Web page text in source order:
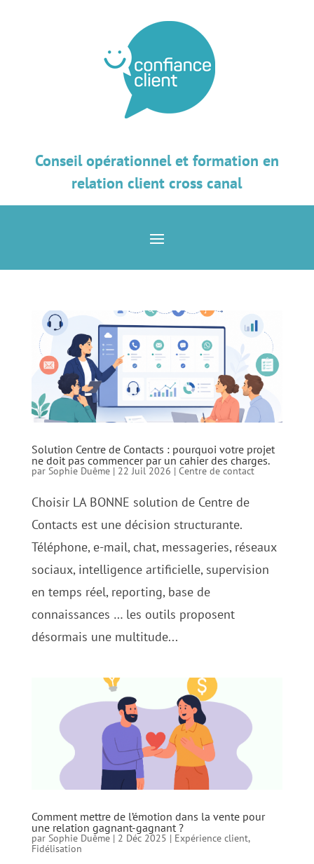
Conseil opérationnel et formation en
relation client cross canal
Solution Centre de Contacts : pourquoi votre projet
ne doit pas commencer par un cahier des charges.
par Sophie Duême| 22 Juil 2026 | Centre de contact
Choisir LA BONNE solution de Centre de
Contacts est une décision structurante.
Téléphone, e-mail, chat, messageries, réseaux
sociaux, intelligence artificielle, supervision
en temps réel, reporting, base de
connaissances … les outils proposent
désormais une multitude...
Comment mettre de l’émotion dans la vente pour
une relation gagnant-gagnant ?
par Sophie Duême| 2 Déc 2025 | Expérience client,
Fidélisation